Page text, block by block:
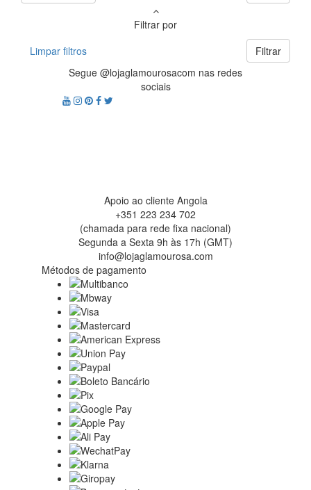
Filtrar por
Limpar filtros
Filtrar
Segue @lojaglamourosacom nas redes
sociais
Apoio ao cliente Angola
+351 223 234 702
(chamada para rede fixa nacional)
Segunda a Sexta 9h às 17h (GMT)
info@lojaglamourosa.com
Métodos de pagamento